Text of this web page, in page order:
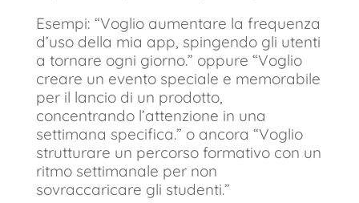
Esempi: “Voglio aumentare la frequenza
d’uso della mia app, spingendo gli utenti
a tornare ogni giorno.” oppure “Voglio
creare un evento speciale e memorabile
per il lancio di un prodotto,
concentrando l’attenzione in una
settimana specifica.” o ancora “Voglio
strutturare un percorso formativo con un
ritmo settimanale per non
sovraccaricare gli studenti.”